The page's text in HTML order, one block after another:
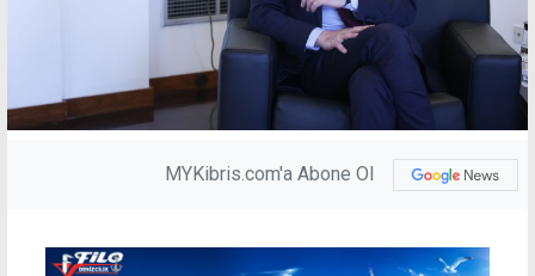
MYKibris.com'a Abone Ol